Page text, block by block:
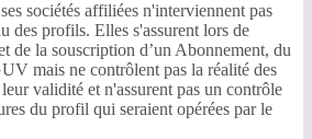
sociétés affiliées n'interviennent pas
des profils. Elles s'assurent lors de
de la souscription d’un Abonnement, du
mais ne contrôlent pas la réalité des
validité et n'assurent pas un contrôle
du profil qui seraient opérées par le